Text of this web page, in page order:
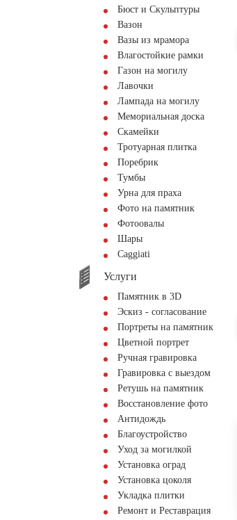
Бюст и Скульптуры
Вазон
Вазы из мрамора
Влагостойкие рамки
Газон на могилу
Лавочки
Лампада на могилу
Мемориальная доска
Скамейки
Тротуарная плитка
Поребрик
Тумбы
Урна для праха
Фото на памятник
Фотоовалы
Шары
Сaggiati
Услуги
Памятник в 3D
Эскиз - согласование
Портреты на памятник
Цветной портрет
Ручная гравировка
Гравировка с выездом
Ретушь на памятник
Восстановление фото
Антидождь
Благоустройство
Уход за могилкой
Установка оград
Установка цоколя
Укладка плитки
Ремонт и Реставрация